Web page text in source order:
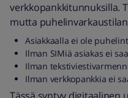
verkkopankkitunnuksilla.
mutta
Asiakkaalla ei ole
Ilman SIMiä asiakas ei
Ilman
Ilman verkkopankkia ei